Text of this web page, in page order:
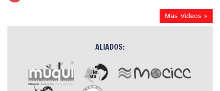
Más Videos »
ALIADOS: